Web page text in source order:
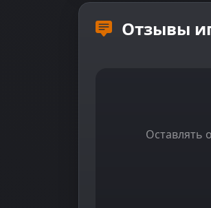
Отзывы
Оставлять